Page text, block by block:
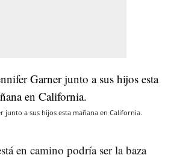
junto a sus hijos esta mañana en California.
en camino podría ser la baza